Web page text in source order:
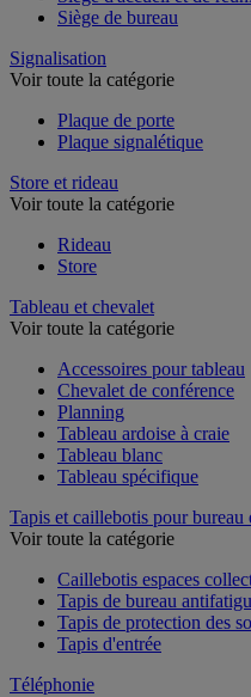
Siège de bureau
Signalisation
Voir toute la catégorie
Plaque de porte
Plaque signalétique
Store et rideau
Voir toute la catégorie
Rideau
Store
Tableau et chevalet
Voir toute la catégorie
Accessoires pour tableau
Chevalet de conférence
Planning
Tableau ardoise à craie
Tableau blanc
Tableau spécifique
Tapis et caillebotis pour bureau
Voir toute la catégorie
Caillebotis espaces
Tapis de bureau
Tapis de protection des
Tapis d'entrée
Téléphonie